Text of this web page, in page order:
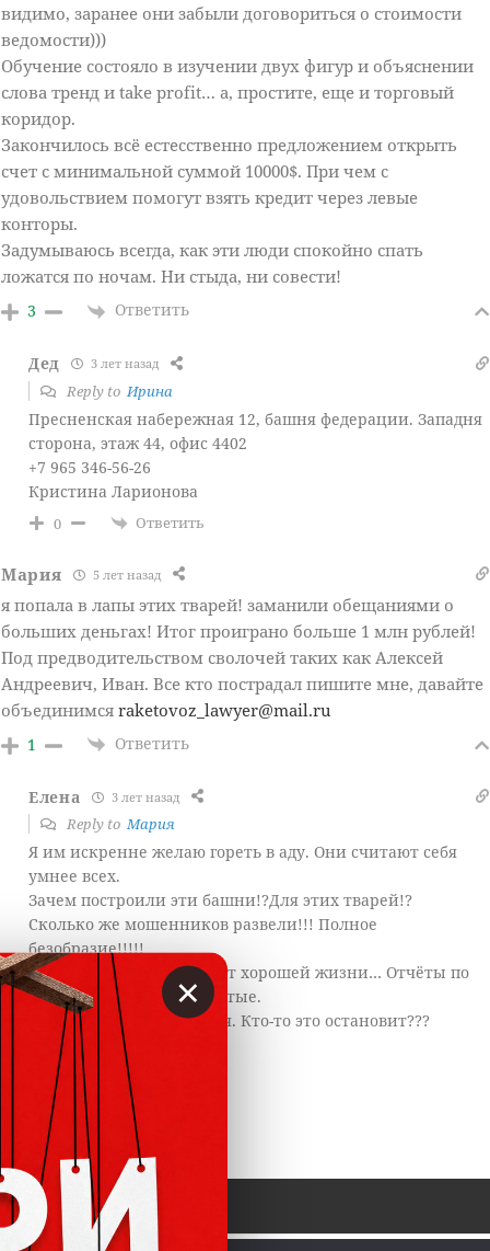
видимо, заранее они забыли договориться о стоимости
ведомости)))
Обучение состояло в изучении двух фигур и объяснении
слова тренд и take profit… а, простите, еще и торговый
коридор.
Закончилось всё естесственно предложением открыть
счет с минимальной суммой 10000$. При чем с
удовольствием помогут взять кредит через левые
конторы.
Задумываюсь всегда, как эти люди спокойно спать
ложатся по ночам. Ни стыда, ни совести!
3 Ответить
Дед 3 лет назад
Reply to Ирина
Пресненская набережная 12, башня федерации. Западня
сторона, этаж 44, офис 4402
+7 965 346-56-26
Кристина Ларионова
0 Ответить
Мария 5 лет назад
я попала в лапы этих тварей! заманили обещаниями о
больших деньгах! Итог проиграно больше 1 млн рублей!
Под предводительством сволочей таких как Алексей
Андреевич, Иван. Все кто пострадал пишите мне, давайте
объединимся raketovoz_lawyer@mail.ru
1 Ответить
Елена 3 лет назад
Reply to Мария
Я им искренне желаю гореть в аду. Они считают себя
умнее всех.
Зачем построили эти башни!?Для этих тварей!?
Сколько же мошенников развели!!! Полное
безобразие!!!!!
А люди ведутся ведь не от хорошей жизни… Отчёты по
безработице в Москве дутые.
И ведь ни конца, ни края. Кто-то это остановит???
1
×